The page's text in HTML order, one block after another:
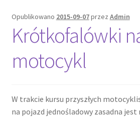
Opublikowano 2015-09-07przez Admin
Krótkofalówki
motocykl
W trakcie kursu przyszłych
na pojazd jednośladowy zasadna